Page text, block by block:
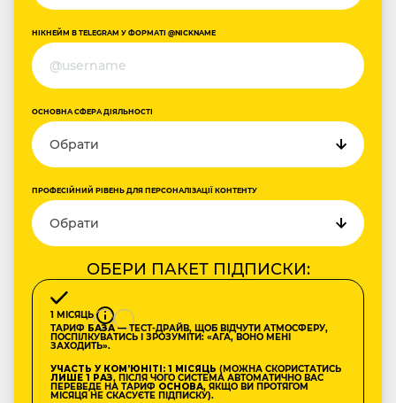
+380
НІКНЕЙМ В TELEGRAM У ФОРМАТІ @NICKNAME
ОСНОВНА СФЕРА ДІЯЛЬНОСТІ
ПРОФЕСІЙНИЙ РІВЕНЬ ДЛЯ ПЕРСОНАЛІЗАЦІЇ КОНТЕНТУ
ОБЕРИ ПАКЕТ ПІДПИСКИ:
1 МІСЯЦЬ
ТАРИФ БАЗА— ТЕСТ-ДРАЙВ, ЩОБ ВІДЧУТИ АТМОСФЕРУ,
ПОСПІЛКУВАТИСЬ І ЗРОЗУМІТИ: «АГА, ВОНО МЕНІ
ЗАХОДИТЬ».
УЧАСТЬ У КОМʼЮНІТІ: 1 МІСЯЦЬ (МОЖНА СКОРИСТАТИСЬ
ЛИШЕ 1 РАЗ, ПІСЛЯ ЧОГО СИСТЕМА АВТОМАТИЧНО ВАС
ПЕРЕВЕДЕ НА ТАРИФ ОСНОВА, ЯКЩО ВИ ПРОТЯГОМ
МІСЯЦЯ НЕ СКАСУЄТЕ ПІДПИСКУ).